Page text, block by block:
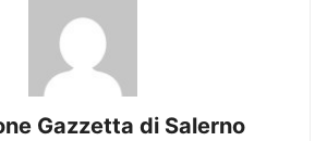
Gazzetta di Salerno